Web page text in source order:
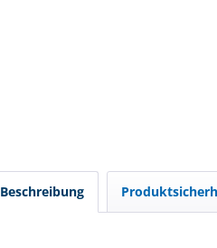
Beschreibung